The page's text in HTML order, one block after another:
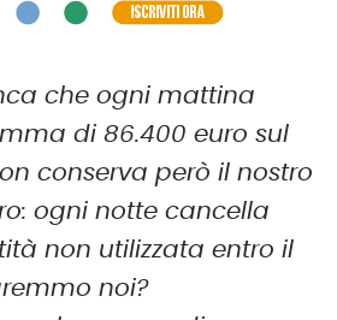
che ogni mattina
di 86.400 euro sul
conserva però il nostro
ogni notte cancella
non utilizzata entro il
noi?